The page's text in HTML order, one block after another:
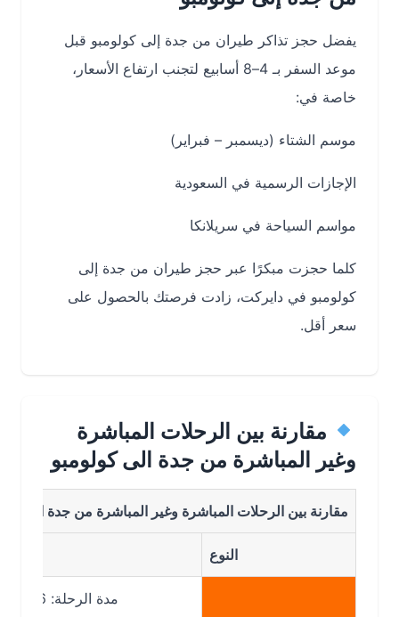
يفضل حجز تذاكر طيران من جدة إلى كولومبو قبل
موعد السفر بـ 4–8 أسابيع لتجنب ارتفاع الأسعار،
خاصة في:
موسم الشتاء (ديسمبر – فبراير)
الإجازات الرسمية في السعودية
مواسم السياحة في سريلانكا
كلما حجزت مبكرًا عبر حجز طيران من جدة إلى
كولومبو في دايركت، زادت فرصتك بالحصول على
سعر أقل.
مقارنة بين الرحلات المباشرة
وغير المباشرة من جدة الى كولومبو
مقارنة بين الرحلات المباشرة وغير المباشرة من جدة الى كولومبو
مدة الرحلة: 6–7 ساعات